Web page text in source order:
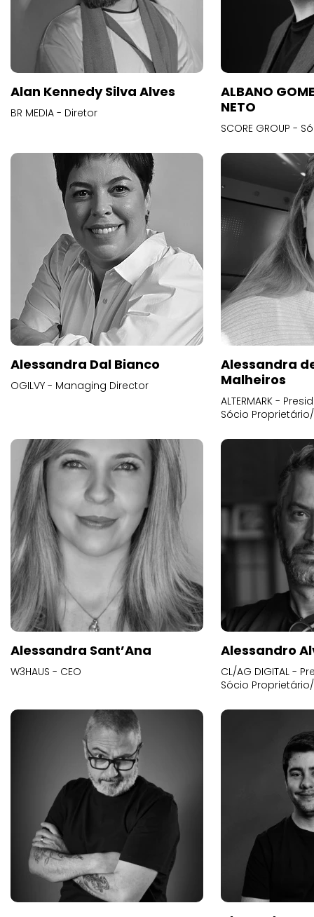
Alan Kennedy Silva Alves
BR MEDIA - Diretor
ALBANO
NETO
SCORE GROUP -
Alessandra Dal Bianco
OGILVY - Managing Director
Alessandra
Malheiros
ALTERMARK -
Sócio
Alessandra Sant’Ana
W3HAUS - CEO
Alessandro
CL/AG DIGITAL -
Sócio